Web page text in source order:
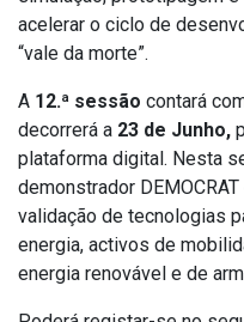
acelerar o ciclo de
“vale da morte”.
A 12.ª sessão contará
decorrerá a 23 de Junho,
plataforma digital. Nesta
demonstrador
validação de tecnologias
energia, activos de
energia renovável e de